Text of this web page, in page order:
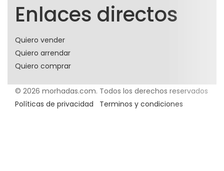
Enlaces directos
Quiero vender
Quiero arrendar
Quiero comprar
© 2026 morhadas.com. Todos los derechos reservados
Políticas de privacidad
Terminos y condiciones